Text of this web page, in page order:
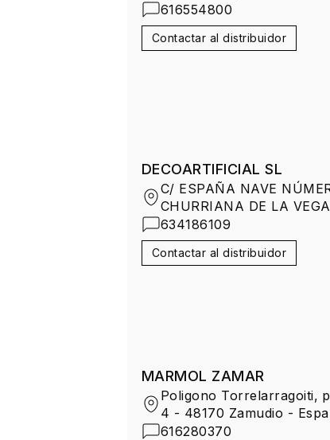
616554800
Contactar al distribuidor
DECOARTIFICIAL SL
C/ ESPAÑA NAVE
CHURRIANA DE LA
634186109
Contactar al distribuidor
MARMOL ZAMAR
Poligono Torrelarragoiti,
4 - 48170 Zamudio -
616280370